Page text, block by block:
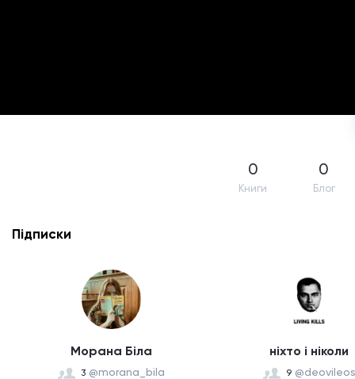
0
Книги
0
Блог
Підписки
Морана Біла
3 @morana_bila
ніхто і ніколи
9 @deovileos